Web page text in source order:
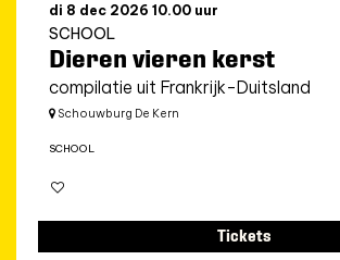
Dieren vieren kerst
compilatie uit Frankrijk-Duitsland
SCHOOL
di 8 dec 2026 10.00 uur
Schouwburg De Kern
SCHOOL
Tickets